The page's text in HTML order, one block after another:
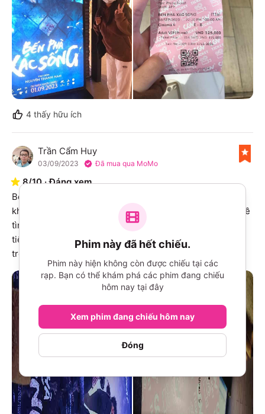
4 thấy hữu ích
T Trần Cẩm Huy
03/09/2023 Đã mua qua MoMo
8/10·Đáng xem
Bộ phim Bến phà xác sống là một bộ phim khá là hay,
không chỉ có yếu tố kinh dị, gây cấn, sợ hãi mà còn nói về
tình cảm gia đình. Ngoài ra, còn có những diễn viên nổi
tiếng như Huỳnh Đông, Ốc Thanh Vân, làm cho bộ phim
trở nên hấp dẫn hơn. Mọi người có thể xem
Phim này đã hết chiếu.
Phim này hiện không còn được chiếu tại các
rạp. Bạn có thể khám phá các phim đang chiếu
hôm nay tại đây
Xem phim đang chiếu hôm nay
Đóng